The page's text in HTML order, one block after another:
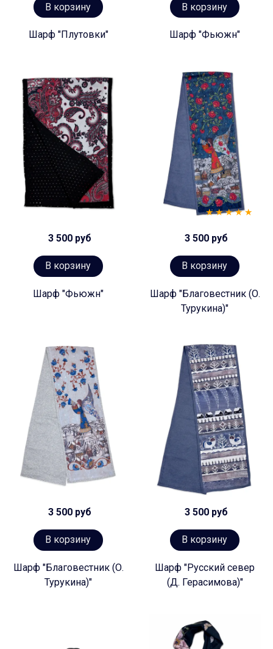
В корзину
Шарф "Плутовки"
В корзину
Шарф "Фьюжн"
3 500 руб
В корзину
Шарф "Фьюжн"
3 500 руб
В корзину
Шарф "Благовестник (О.
Турукина)"
3 500 руб
В корзину
Шарф "Благовестник (О.
Турукина)"
3 500 руб
В корзину
Шарф "Русский север
(Д. Герасимова)"